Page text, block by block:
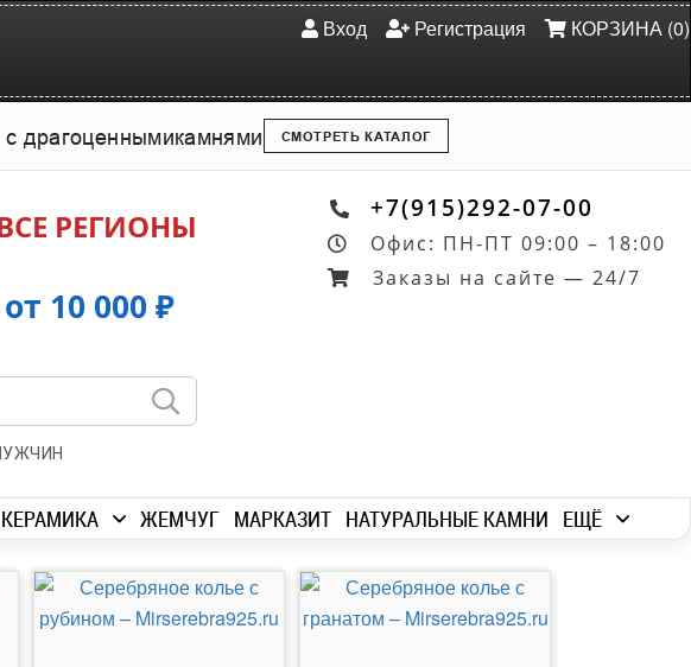
Вход Регистрация КОРЗИНА (0)
драгоценнымикамнями СМОТРЕТЬ КАТАЛОГ
РЕГИОНЫ
10 000 ₽
+7(915)292-07-00
Офис: ПН-ПТ 09:00 – 18:00
Заказы на сайте — 24/7
КЕРАМИКА ЖЕМЧУГ МАРКАЗИТ НАТУРАЛЬНЫЕ КАМНИ ЕЩЁ